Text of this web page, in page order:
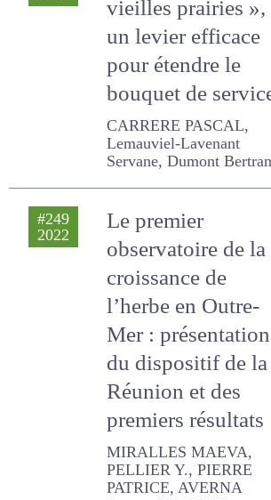
Conserver les «
vieilles prairies »,
un levier efficace
pour étendre le
bouquet de
services
CARRERE PASCAL,
Lemauviel-Lavenant
Servane, Dumont Bertrand
Le premier
observatoire de la
croissance de
l’herbe en Outre-
Mer : présentation
du dispositif de la
Réunion et des
premiers résultats